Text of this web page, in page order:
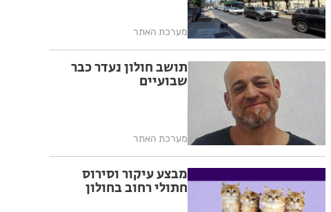
מערכת האתר
תושב חולון נעדר כבר
שבועיים
מערכת האתר
מבצע עיקור וסירוס
חתולי רחוב בחולון